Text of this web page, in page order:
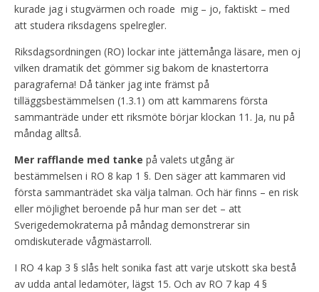
kurade jag i stugvärmen och roade mig – jo, faktiskt – med
att studera riksdagens spelregler.
Riksdagsordningen (RO) lockar inte jättemånga läsare, men oj
vilken dramatik det gömmer sig bakom de knastertorra
paragraferna! Då tänker jag inte främst på
tilläggsbestämmelsen (1.3.1) om att kammarens första
sammanträde under ett riksmöte börjar klockan 11. Ja, nu på
måndag alltså.
Mer rafflande med tanke på valets utgång är
bestämmelsen i RO 8 kap 1 §. Den säger att kammaren vid
första sammanträdet ska välja talman. Och här finns – en risk
eller möjlighet beroende på hur man ser det – att
Sverigedemokraterna på måndag demonstrerar sin
omdiskuterade vågmästarroll.
I RO 4 kap 3 § slås helt sonika fast att varje utskott ska bestå
av udda antal ledamöter, lägst 15. Och av RO 7 kap 4 §